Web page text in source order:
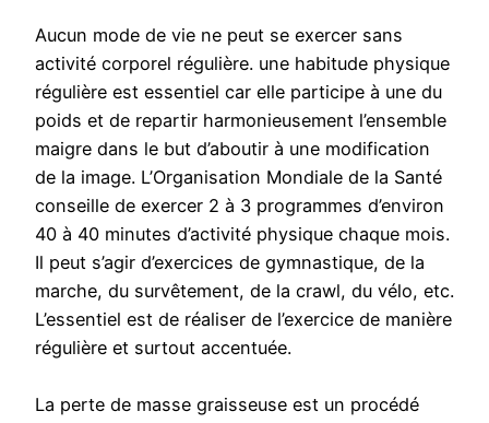
Aucun mode de vie ne peut se exercer sans
activité corporel régulière. une habitude physique
régulière est essentiel car elle participe à une du
poids et de repartir harmonieusement l’ensemble
maigre dans le but d’aboutir à une modification
de la image. L’Organisation Mondiale de la Santé
conseille de exercer 2 à 3 programmes d’environ
40 à 40 minutes d’activité physique chaque mois.
Il peut s’agir d’exercices de gymnastique, de la
marche, du survêtement, de la crawl, du vélo, etc.
L’essentiel est de réaliser de l’exercice de manière
régulière et surtout accentuée.
La perte de masse graisseuse est un procédé